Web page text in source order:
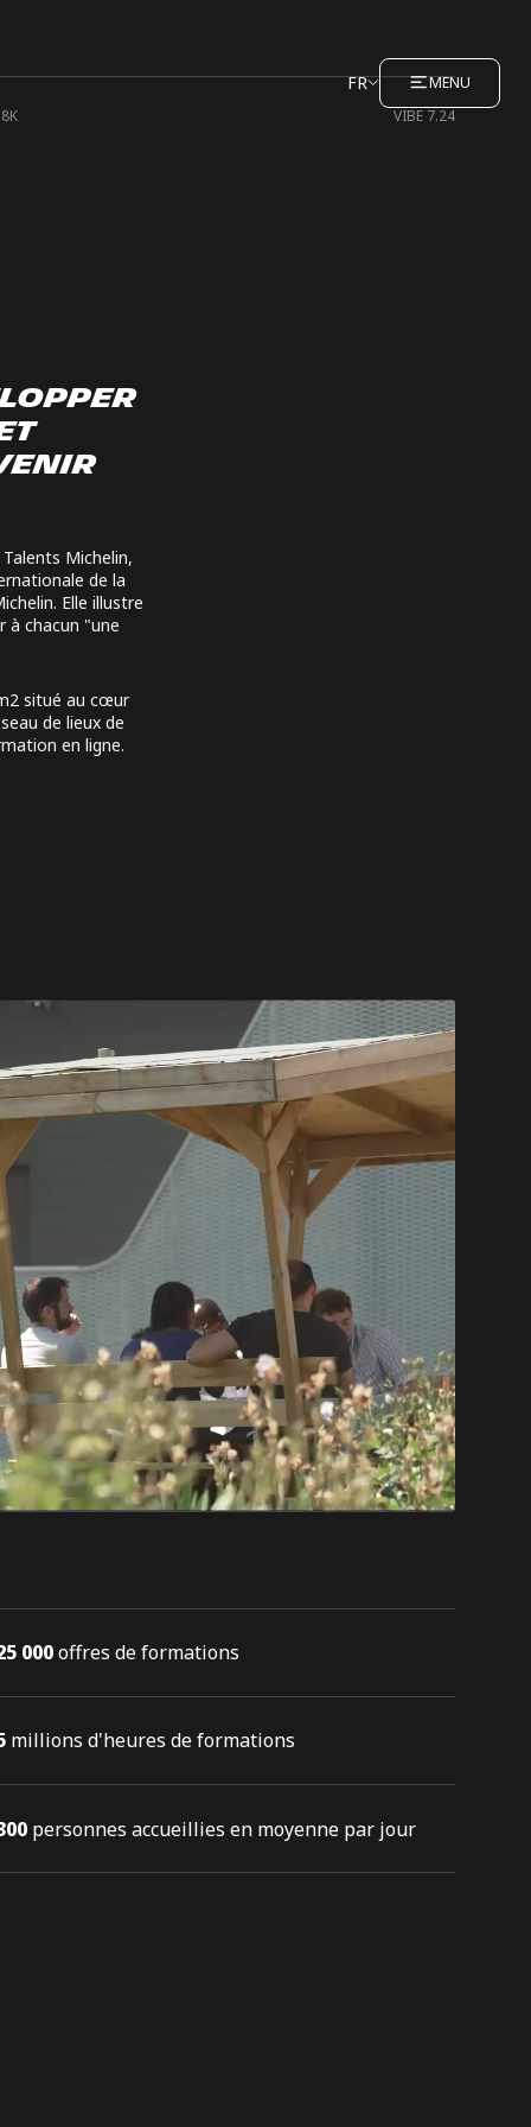
FR
MENU
VIBE 7.24
Michelin,
de la
Elle illustre
à chacun "une
situé au cœur
de lieux de
en ligne.
000offres de formations
millions d'heures de formations
personnes accueillies en moyenne par jour